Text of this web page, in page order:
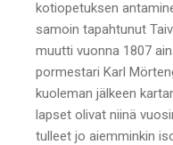
kotiopetuksen
samoin tapahtunut
muutti vuonna 1807
pormestari Karl
kuoleman jälkeen
lapset olivat niinä
tulleet jo aiemminkin